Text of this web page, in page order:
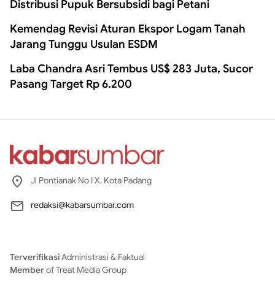
Distribusi Pupuk Bersubsidi bagi Petani
Kemendag Revisi Aturan Ekspor Logam Tanah
Jarang Tunggu Usulan ESDM
Laba Chandra Asri Tembus US$ 283 Juta, Sucor
Pasang Target Rp 6.200
Jl Pontianak No I X, Kota Padang
redaksi@kabarsumbar.com
TerverifikasiAdministrasi & Faktual
Memberof Treat Media Group